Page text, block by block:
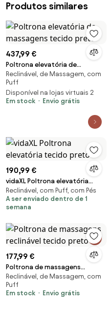
Produtos similares
437,99 €
Poltrona elevatória de
massagens tecido preto
Reclinável, de Massagem, com
Puff
Disponível na lojas virtuais 2
Em stock
Envio grátis
190,99 €
vidaXL Poltrona elevatória
tecido preto
Reclinável, com Puff, com Pés
A ser enviado dentro de 1
semana
177,99 €
Poltrona de massagens
reclinável tecido preto
Reclinável, de Massagem, com
Puff
Em stock
Envio grátis